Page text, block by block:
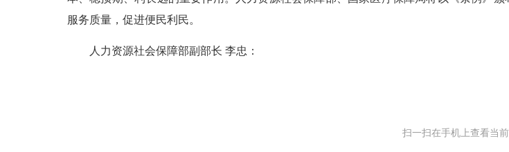
服务质量，促进便民利民。
人力资源社会保障部副部长 李忠：
扫一扫在手机上查看当